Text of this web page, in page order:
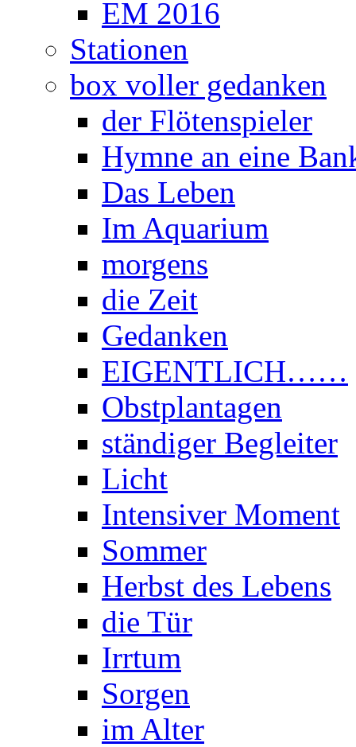
EM 2016
Stationen
box voller gedanken
der Flötenspieler
Hymne an eine
Das Leben
Im Aquarium
morgens
die Zeit
Gedanken
EIGENTLICH……
Obstplantagen
ständiger Begleiter
Licht
Intensiver Moment
Sommer
Herbst des Lebens
die Tür
Irrtum
Sorgen
im Alter